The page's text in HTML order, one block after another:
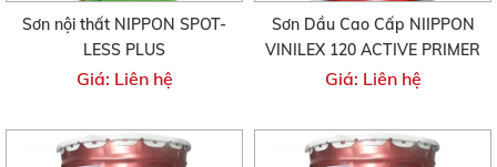
Sơn nội thất NIPPON SPOT-
LESS PLUS
Giá: Liên hệ
Sơn Dầu Cao Cấp NIIPPON
VINILEX 120 ACTIVE PRIMER
Giá: Liên hệ